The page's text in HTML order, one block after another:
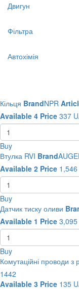
Двигун
Фільтра
Автохімія
Кільця BrandNPR
Available 4 Price 337
Buy
Втулка RVI Brand
Available 2 Price 1,546
Buy
Датчик тиску оливи
Available 1 Price 3,095
Buy
Комутаційні проводи
1442
Available 3 Price 135